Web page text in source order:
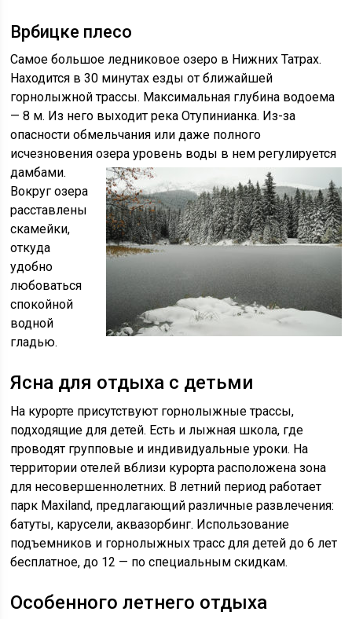
Врбицке плесо
Самое большое ледниковое озеро в Нижних Татрах.
Находится в 30 минутах езды от ближайшей
горнолыжной трассы. Максимальная глубина водоема
— 8 м. Из него выходит река Отупинианка. Из-за
опасности обмельчания или даже полного
исчезновения озера уровень воды в нем регулируется
дамбами.
Вокруг озера
расставлены
скамейки,
откуда
удобно
любоваться
спокойной
водной
гладью.
Ясна для отдыха с детьми
На курорте присутствуют горнолыжные трассы,
подходящие для детей. Есть и лыжная школа, где
проводят групповые и индивидуальные уроки. На
территории отелей вблизи курорта расположена зона
для несовершеннолетних. В летний период работает
парк Maxiland, предлагающий различные развлечения:
батуты, карусели, аквазорбинг. Использование
подъемников и горнолыжных трасс для детей до 6 лет
бесплатное, до 12 — по специальным скидкам.
Особенного летнего отдыха